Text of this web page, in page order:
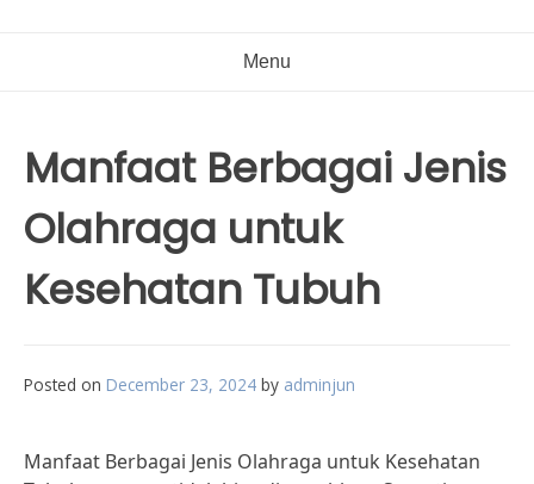
Menu
Manfaat Berbagai Jenis
Olahraga untuk
Kesehatan Tubuh
Posted on December 23, 2024 by adminjun
Manfaat Berbagai Jenis Olahraga untuk Kesehatan